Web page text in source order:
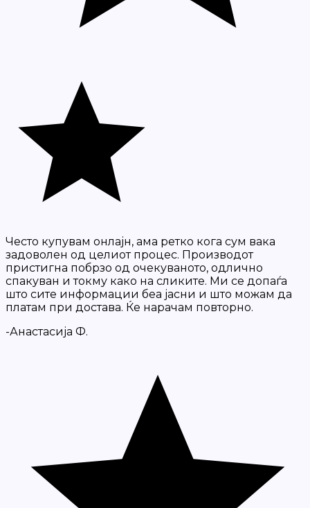
Често купувам онлајн, ама ретко кога сум вака
задоволен од целиот процес. Производот
пристигна побрзо од очекуваното, одлично
спакуван и токму како на сликите. Ми се допаѓа
што сите информации беа јасни и што можам да
платам при достава. Ќе нарачам повторно.
-Анастасија Ф.